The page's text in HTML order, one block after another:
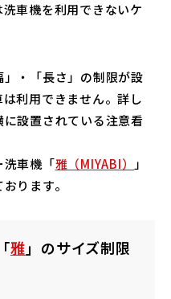
車機を利用できないケ
・「長さ」の制限が設
利用できません。詳し
設置されている注意看
洗車機「雅（MIYABI）
」
ります。
雅」のサイズ制限